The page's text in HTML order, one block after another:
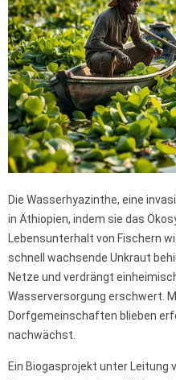
Die Wasserhyazinthe, eine
in Äthiopien, indem sie das
Lebensunterhalt von Fischern
schnell wachsende Unkraut
Netze und verdrängt
Wasserversorgung erschwert.
Dorfgemeinschaften blieben
nachwächst.
Ein Biogasprojekt unter